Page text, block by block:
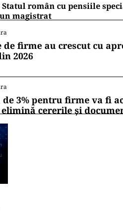
român cu pensiile
magistrat
firme au crescut cu
2026
3% pentru firme va fi
cererile și